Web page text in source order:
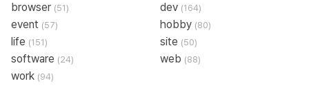
browser (51) dev (164)
event (57) hobby (80)
life (151) site (50)
software (24) web (88)
work (94)